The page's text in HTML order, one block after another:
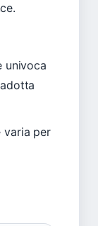
univoca
varia per